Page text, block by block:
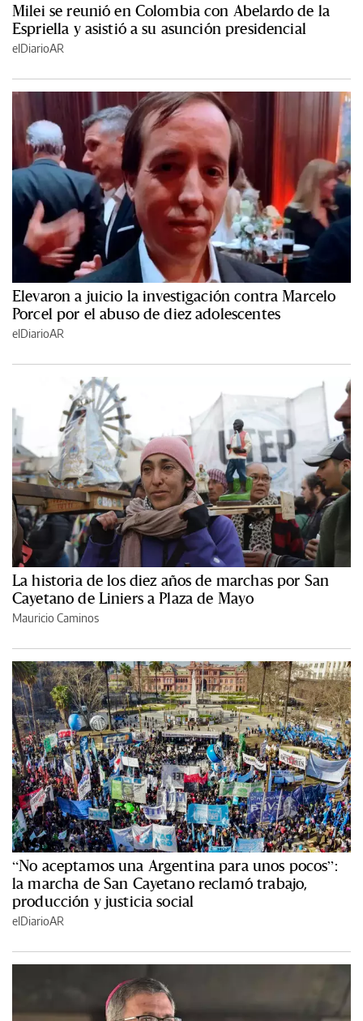
Milei se reunió en Colombia con Abelardo de la
Espriella y asistió a su asunción presidencial
elDiarioAR
Elevaron a juicio la investigación contra Marcelo
Porcel por el abuso de diez adolescentes
elDiarioAR
La historia de los diez años de marchas por San
Cayetano de Liniers a Plaza de Mayo
Mauricio Caminos
“No aceptamos una Argentina para unos pocos”:
la marcha de San Cayetano reclamó trabajo,
producción y justicia social
elDiarioAR